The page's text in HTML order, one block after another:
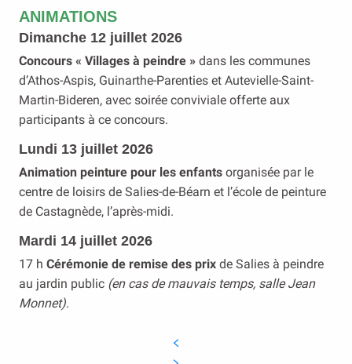
ANIMATIONS
Dimanche 12 juillet 2026
Concours « Villages à peindre » dans les communes
d’Athos-Aspis, Guinarthe-Parenties et Autevielle-Saint-
Martin-Bideren, avec soirée conviviale offerte aux
participants à ce concours.
Lundi 13 juillet 2026
Animation peinture pour les enfants organisée par le
centre de loisirs de Salies-de-Béarn et l’école de peinture
de Castagnède, l’après-midi.
Mardi 14 juillet 2026
17 h Cérémonie de remise des prix de Salies à peindre
au jardin public (en cas de mauvais temps, salle Jean
Monnet).